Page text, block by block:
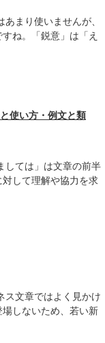
まり使いませんが、
ね。「鋭意」は「え
使い方・例文と類
しては」は文章の前半
して理解や協力を求
ス文章ではよく見かけ
しないため、若い新